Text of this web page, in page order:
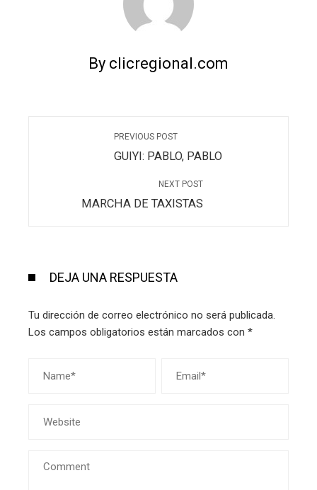
By clicregional.com
PREVIOUS POST
GUIYI: PABLO, PABLO
NEXT POST
MARCHA DE TAXISTAS
DEJA UNA RESPUESTA
Tu dirección de correo electrónico no será publicada.
Los campos obligatorios están marcados con *